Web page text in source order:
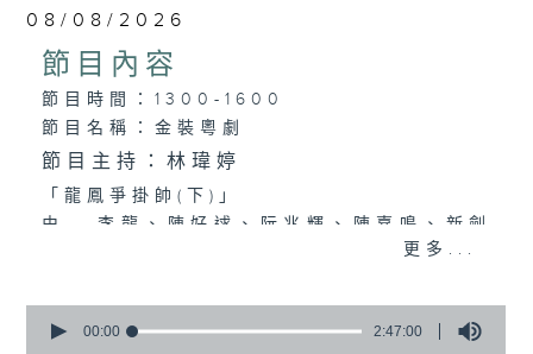
星期二及星期六的「金裝粵劇」則播放長篇粵劇，精
挑細選各種版本播出，如紅伶的演出版、港台的珍藏
及原裝正版等；同時亦製作多元化特輯，訪問梨園、
曲藝及音樂界專業人士，邀請他們參與製作特備節目
及報導本港、國內及海外戲曲界的活動等等，式式俱
備。此外，更提供聽眾與各大紅伶透過電話、現場接
觸及學習的機會，使各戲迷能親自體會紅伶做功的難
08/08/2026
節目內容
節目時間：1300-1600
節目名稱：金裝粵劇
節目主持：林瑋婷
「龍鳳爭掛帥(下)」
由 李龍、陳好逑、阮兆輝、陳嘉鳴、新劍
粵曲:
更多...
seconds
00:00 2:47:00